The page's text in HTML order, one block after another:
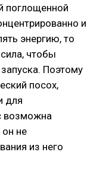
поглощенной
и
энергию, то
чтобы
Поэтому
посох,
для
возможна
не
из него